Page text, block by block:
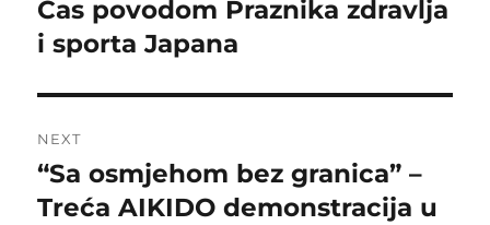
Previous
post:
Čas povodom Praznika zdravlja
i sporta Japana
NEXT
Next
post:
“Sa osmjehom bez granica” –
Treća AIKIDO demonstracija u